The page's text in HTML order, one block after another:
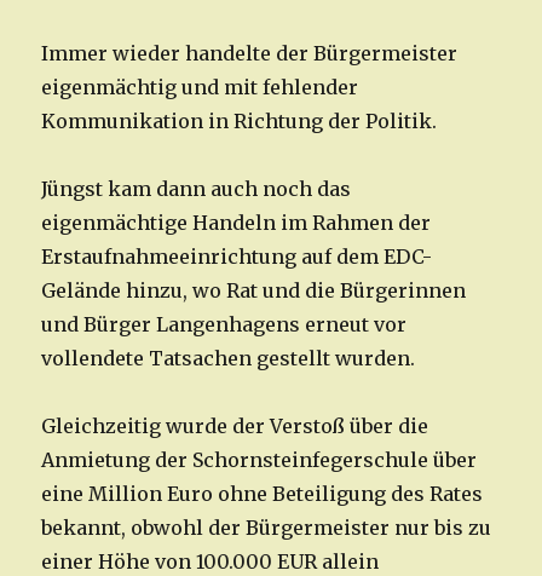
Immer wieder handelte der Bürgermeister
eigenmächtig und mit fehlender
Kommunikation in Richtung der Politik.
Jüngst kam dann auch noch das
eigenmächtige Handeln im Rahmen der
Erstaufnahmeeinrichtung auf dem EDC-
Gelände hinzu, wo Rat und die Bürgerinnen
und Bürger Langenhagens erneut vor
vollendete Tatsachen gestellt wurden.
Gleichzeitig wurde der Verstoß über die
Anmietung der Schornsteinfegerschule über
eine Million Euro ohne Beteiligung des Rates
bekannt, obwohl der Bürgermeister nur bis zu
einer Höhe von 100.000 EUR allein